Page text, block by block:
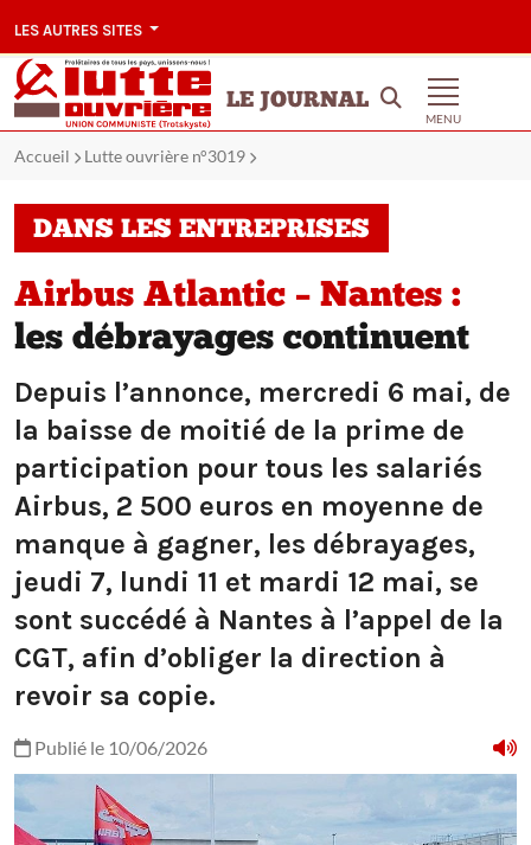
LES AUTRES SITES
LE JOURNAL
MENU
Accueil Lutte ouvrière n°3019
DANS LES ENTREPRISES
Airbus Atlantic – Nantes :
les débrayages continuent
Depuis l’annonce, mercredi 6 mai, de
la baisse de moitié de la prime de
participation pour tous les salariés
Airbus, 2 500 euros en moyenne de
manque à gagner, les débrayages,
jeudi 7, lundi 11 et mardi 12 mai, se
sont succédé à Nantes à l’appel de la
CGT, afin d’obliger la direction à
revoir sa copie.
Publié le 10/06/2026